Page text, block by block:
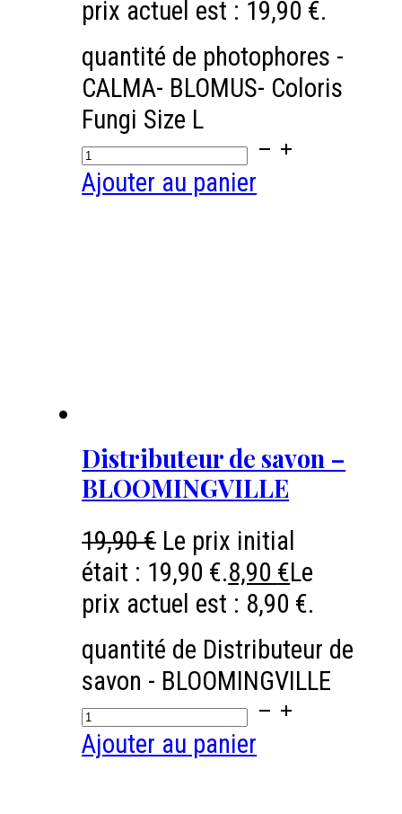
prix actuel est : 19,90 €.
quantité de photophores -
CALMA- BLOMUS- Coloris
Fungi Size L
Ajouter au panier
Distributeur de savon –
BLOOMINGVILLE
19,90€ Le prix initial
était : 19,90 €.8,90 €Le
prix actuel est : 8,90 €.
quantité de Distributeur de
savon - BLOOMINGVILLE
Ajouter au panier